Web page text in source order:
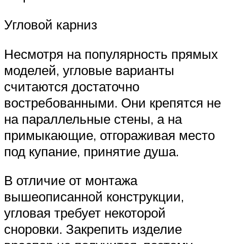
Угловой карниз
Несмотря на популярность прямых
моделей, угловые варианты
считаются достаточно
востребованными. Они крепятся не
на параллельные стены, а на
примыкающие, отгораживая место
под купание, принятие душа.
В отличие от монтажа
вышеописанной конструкции,
угловая требует некоторой
сноровки. Закрепить изделие